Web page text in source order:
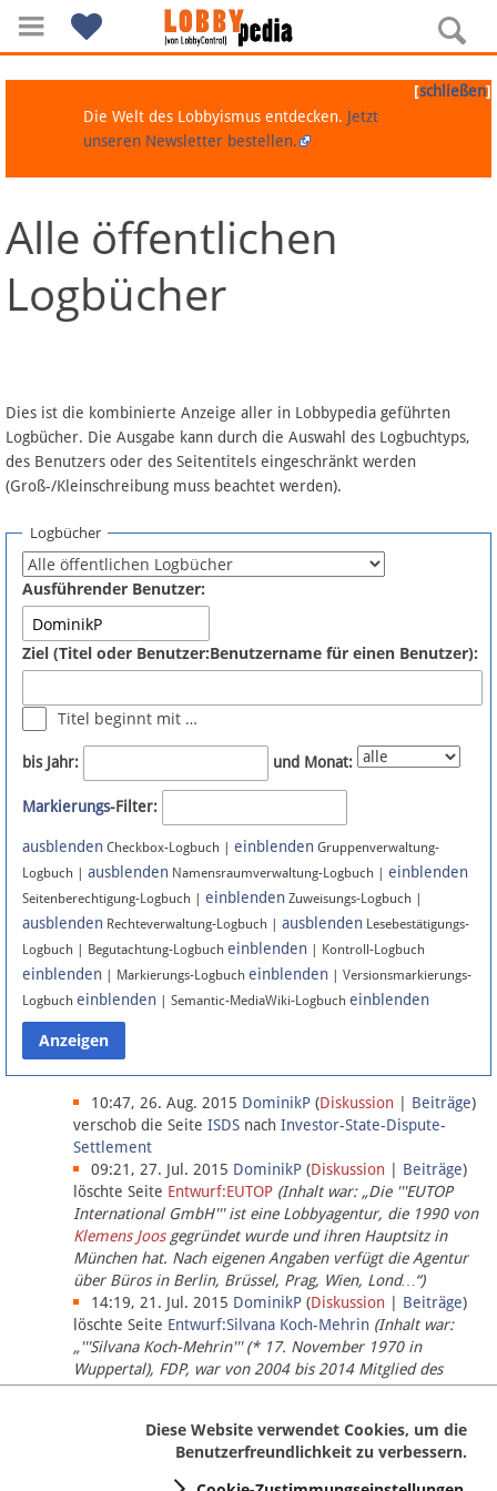
Navigation
Über Lobbypedia
Artikel nach Kategorien
FAQ
Fördermitglied werden
Fehler melden
Newsletter
Bluesky
Facebook
Instagram
Anmelden
Datenschutz
Über Lobbypedia
Impressum
[schließen]
Die Welt des Lobbyismus entdecken. Jetzt
unseren Newsletter bestellen.
Alle öffentlichen
Logbücher
Dies ist die kombinierte Anzeige aller in Lobbypedia geführten
Logbücher. Die Ausgabe kann durch die Auswahl des Logbuchtyps,
des Benutzers oder des Seitentitels eingeschränkt werden
(Groß-/Kleinschreibung muss beachtet werden).
Logbücher
Ausführender Benutzer:
Ziel (Titel oder Benutzer:Benutzername für einen Benutzer):
Titel beginnt mit …
bis Jahr: und Monat:
Markierungs-Filter:
ausblenden Checkbox-Logbuch | einblenden Gruppenverwaltung-
Logbuch | ausblenden Namensraumverwaltung-Logbuch | einblenden
Seitenberechtigung-Logbuch | einblenden Zuweisungs-Logbuch |
ausblenden Rechteverwaltung-Logbuch | ausblenden Lesebestätigungs-
Logbuch | Begutachtung-Logbuch einblenden | Kontroll-Logbuch
einblenden | Markierungs-Logbuch einblenden | Versionsmarkierungs-
Logbuch einblenden | Semantic-MediaWiki-Logbuch einblenden
10:47, 26. Aug. 2015 DominikP (Diskussion Beiträge)
verschob die Seite ISDS nach Investor-State-Dispute-
Settlement
09:21, 27. Jul. 2015 DominikP (Diskussion Beiträge)
löschte Seite Entwurf:EUTOP (Inhalt war: „Die '''EUTOP
International GmbH''' ist eine Lobbyagentur, die 1990 von
Klemens Joosgegründet wurde und ihren Hauptsitz in
München hat. Nach eigenen Angaben verfügt die Agentur
über Büros in Berlin, Brüssel, Prag, Wien, Lond…“)
14:19, 21. Jul. 2015 DominikP (Diskussion Beiträge)
löschte Seite Entwurf:Silvana Koch-Mehrin (Inhalt war:
„'''Silvana Koch-Mehrin''' (* 17. November 1970 in
Wuppertal), FDP, war von 2004 bis 2014 Mitglied des
Europäischen Parlaments, seit November 2014 ist sie für
Diese Website verwendet Cookies, um die
Benutzerfreundlichkeit zu verbessern.